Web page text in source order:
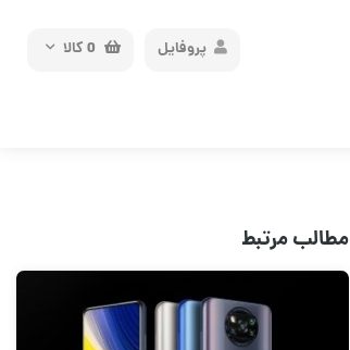
0کالا پروفایل
مطالب مرتبط